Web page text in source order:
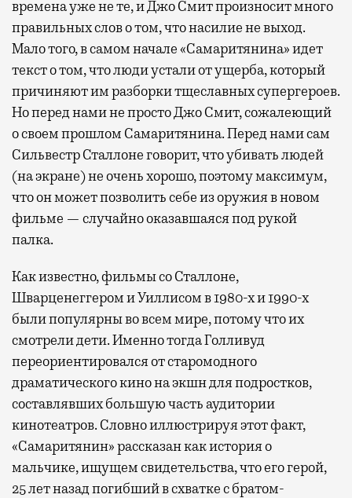
времена уже не те, и Джо Смит произносит много
правильных слов о том, что насилие не выход.
Мало того, в самом начале «Самаритянина» идет
текст о том, что люди устали от ущерба, который
причиняют им разборки тщеславных супергероев.
Но перед нами не просто Джо Смит, сожалеющий
о своем прошлом Самаритянина. Перед нами сам
Сильвестр Сталлоне говорит, что убивать людей
(на экране) не очень хорошо, поэтому максимум,
что он может позволить себе из оружия в новом
фильме — случайно оказавшаяся под рукой
палка.
Как известно, фильмы со Сталлоне,
Шварценеггером и Уиллисом в 1980-х и 1990-х
были популярны во всем мире, потому что их
смотрели дети. Именно тогда Голливуд
переориентировался от старомодного
драматического кино на экшн для подростков,
составлявших большую часть аудитории
кинотеатров. Словно иллюстрируя этот факт,
«Самаритянин» рассказан как история о
мальчике, ищущем свидетельства, что его герой,
25 лет назад погибший в схватке с братом-